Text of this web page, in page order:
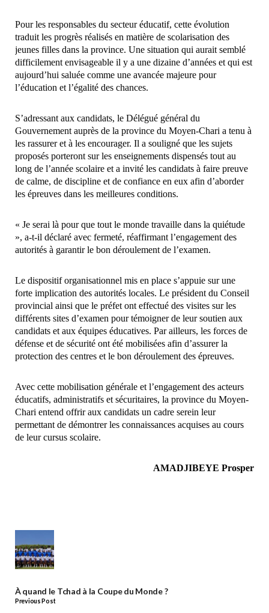
Pour les responsables du secteur éducatif, cette évolution
traduit les progrès réalisés en matière de scolarisation des
jeunes filles dans la province. Une situation qui aurait semblé
difficilement envisageable il y a une dizaine d’années et qui est
aujourd’hui saluée comme une avancée majeure pour
l’éducation et l’égalité des chances.
S’adressant aux candidats, le Délégué général du
Gouvernement auprès de la province du Moyen-Chari a tenu à
les rassurer et à les encourager. Il a souligné que les sujets
proposés porteront sur les enseignements dispensés tout au
long de l’année scolaire et a invité les candidats à faire preuve
de calme, de discipline et de confiance en eux afin d’aborder
les épreuves dans les meilleures conditions.
« Je serai là pour que tout le monde travaille dans la quiétude
», a-t-il déclaré avec fermeté, réaffirmant l’engagement des
autorités à garantir le bon déroulement de l’examen.
Le dispositif organisationnel mis en place s’appuie sur une
forte implication des autorités locales. Le président du Conseil
provincial ainsi que le préfet ont effectué des visites sur les
différents sites d’examen pour témoigner de leur soutien aux
candidats et aux équipes éducatives. Par ailleurs, les forces de
défense et de sécurité ont été mobilisées afin d’assurer la
protection des centres et le bon déroulement des épreuves.
Avec cette mobilisation générale et l’engagement des acteurs
éducatifs, administratifs et sécuritaires, la province du Moyen-
Chari entend offrir aux candidats un cadre serein leur
permettant de démontrer les connaissances acquises au cours
de leur cursus scolaire.
AMADJIBEYE Prosper
À quand le Tchad à la Coupe du Monde ?
Previous Post